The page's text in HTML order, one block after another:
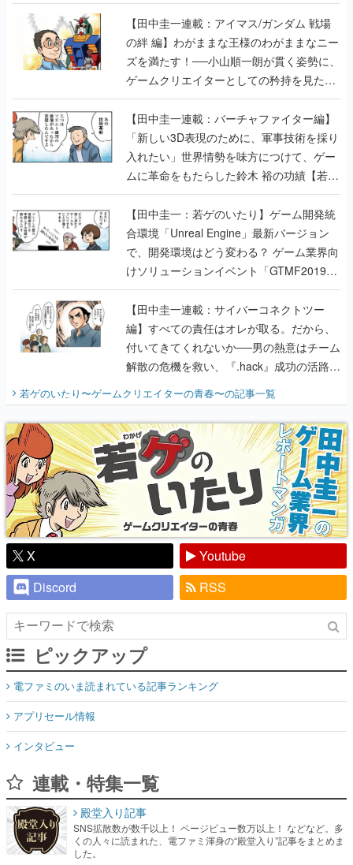
【田中圭一連載：アイマス/ガンダム 戦場
の絆 編】わがままな王様のわがままなニー
ズを満たす！──小山順一朗が貫く姿勢に、
ゲームクリエイターとしての矜持を見た
【若ゲのいたり最終回】
【田中圭一連載：バーチャファイター編】
「新しい3D表現のために、軍事技術を採り
入れたい」世界情勢を味方につけて、ゲー
ムに革命をもたらした鈴木 裕の功績【若ゲ
のいたり】
【田中圭一：若ゲのいたり】ゲーム開発統
合環境「Unreal Engine」最新バージョン
で、開発環境はどう変わる？ ゲーム業界向
けソリューションイベント「GTMF2019」
に行って、より理解を深めよう【PR】
【田中圭一連載：サイバーコネクトツー
編】すべての責任はオレが取る。だから、
付いてきてくれないか──男の熱意はチーム
解散の危機を救い、『.hack』成功の活路を
開く。業界の快男児・松山 洋に流れる血は
『少年ジャンプ』色だった【若ゲのいた
り】
若ゲのいたり〜ゲームクリエイターの青春〜の記事一覧
X
Youtube
Discord
RSS
ピックアップ
電ファミのいま読まれている記事ランキング
アプリセール情報
インタビュー
連載・特集一覧
殿堂入り記事
SNS拡散数が数千以上！ ページビュー数万以上！ などなど。多
くの人々に読まれた、電ファミ渾身の“殿堂入り”記事をまとめま
した。